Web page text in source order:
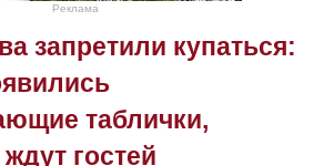
Реклама
запретили купаться:
таблички,
гостей